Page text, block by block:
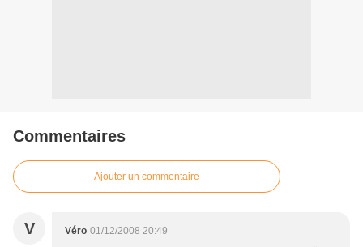
Commentaires
Ajouter un commentaire
V Véro 01/12/2008 20:49